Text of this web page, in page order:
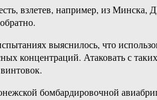
взлетев, например, из Минска,
выяснилось, что
концентраций. Атаковать с
бомбардировочной